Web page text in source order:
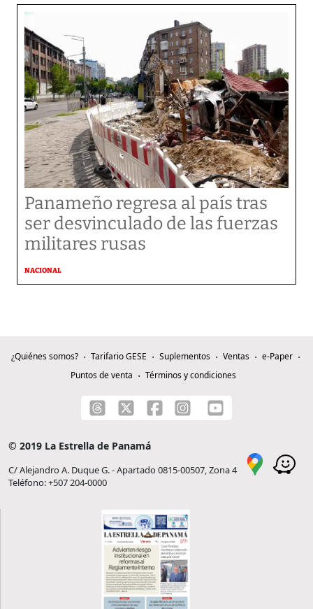
Panameño regresa al país tras
ser desvinculado de las fuerzas
militares rusas
NACIONAL
¿Quiénes somos? Tarifario GESE Suplementos Ventas
e-Paper
Puntos de venta
Términos y condiciones
© 2019 La Estrella de Panamá
C/ Alejandro A. Duque G. - Apartado 0815-00507, Zona 4
Teléfono: +507 204-0000